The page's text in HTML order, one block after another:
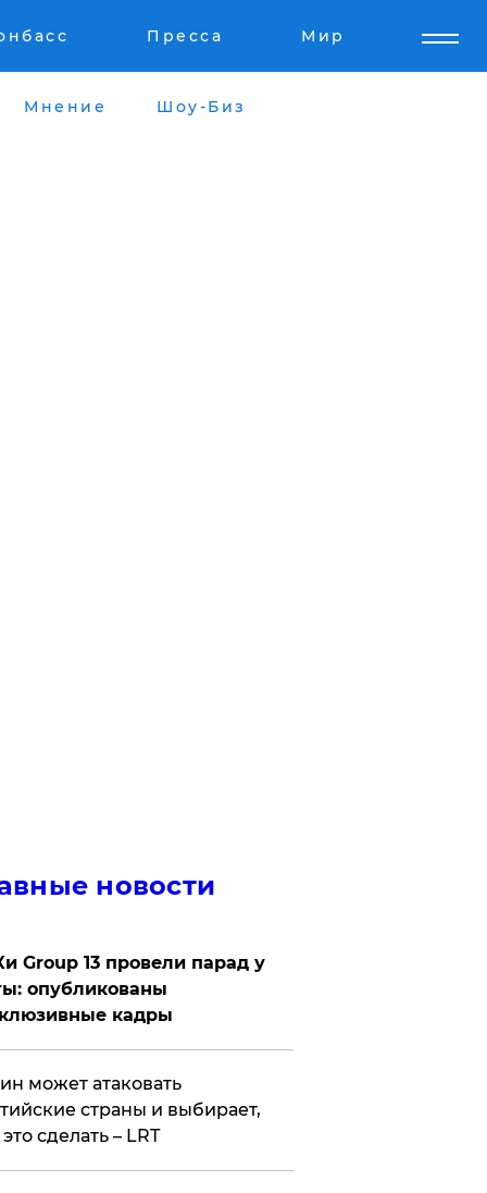
Пресса Мир
Мнение Шоу-Биз
новости
Group 13 провели парад у
опубликованы
кадры
может атаковать
страны и выбирает,
сделать – LRT